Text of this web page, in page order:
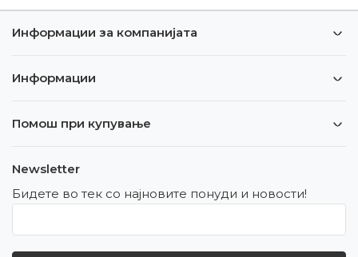
Информации за компанијата
Информации
Помош при купување
Newsletter
Бидете во тек со најновите понуди и новости!